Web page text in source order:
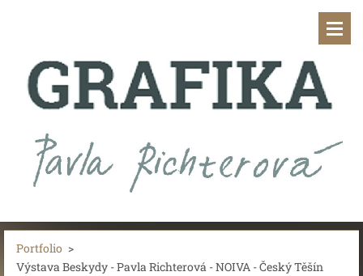
Portfolio >
Výstava Beskydy - Pavla Richterová - NOIVA - Český Těšín